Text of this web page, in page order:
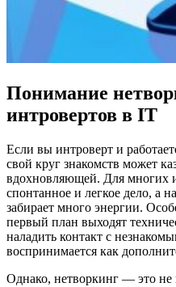
Понимание
интровертов в IT
Если вы интроверт и
свой круг знакомств может
вдохновляющей. Для многих
спонтанное и легкое дело, а
забирает много энергии.
первый план выходят
наладить контакт с
воспринимается как
Однако, нетворкинг — это не